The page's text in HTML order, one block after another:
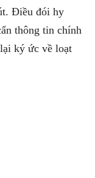
Điều đói hy
thông tin chính
ký ức về loạt